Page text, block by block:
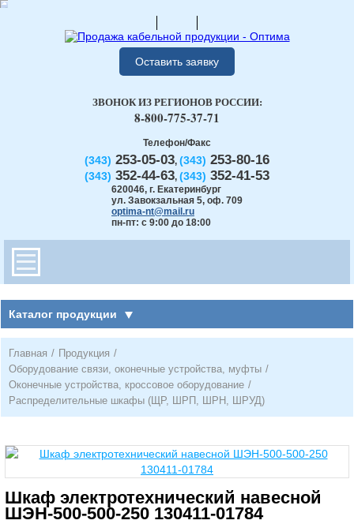
Оставить заявку
Телефон/Факс
(343) 253-05-03, (343) 253-80-16
(343) 352-44-63, (343) 352-41-53
620046, г. Екатеринбург
ул. Завокзальная 5, оф. 709
optima-nt@mail.ru
пн-пт: с 9:00 до 18:00
ЗВОНОК ИЗ РЕГИОНОВ РОССИИ:
8-800-775-37-71
Каталог продукции
Главная / Продукция /
Оборудование связи, оконечные устройства, муфты /
Оконечные устройства, кроссовое оборудование /
Распределительные шкафы (ЩР, ШРП, ШРН, ШРУД)
Шкаф электротехнический навесной
ШЭН-500-500-250 130411-01784